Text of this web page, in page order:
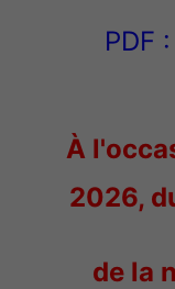
PDF :
À
2026,
de la